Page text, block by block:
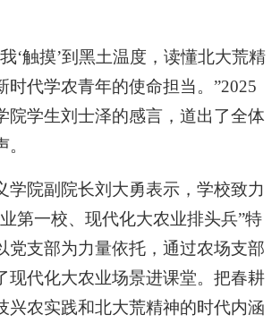
‘触摸’到黑土温度，读懂北大荒精
时代学农青年的使命担当。”2025
院学生刘士泽的感言，道出了全体
学院副院长刘大勇表示，学校致力
第一校、现代化大农业排头兵”特
党支部为力量依托，通过农场支部
现代化大农业场景进课堂。把春耕
兴农实践和北大荒精神的时代内涵